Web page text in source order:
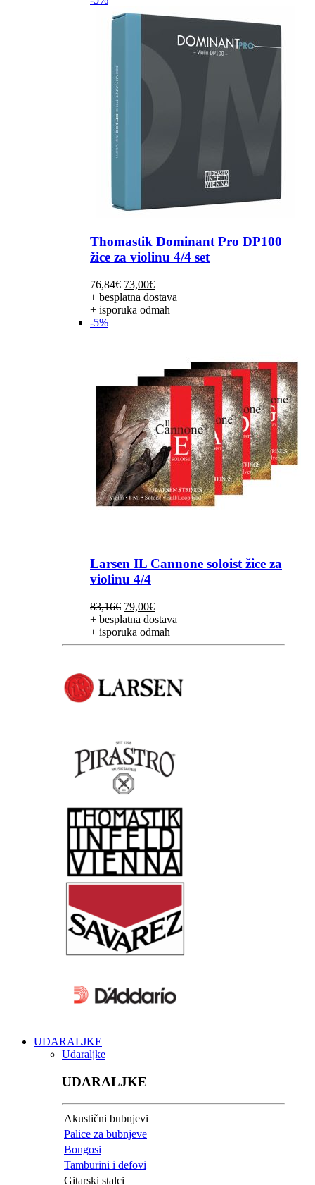
Thomastik Dominant Pro DP100
žice za violinu 4/4 set
76,84€ Izvorna
cijena
bila
73,00€Trenutna
cijena
je:
+ besplatna dostava
+ isporuka odmah
-5%
Larsen IL Cannone soloist žice za
violinu 4/4
83,16€ Izvorna
cijena
bila
je:
79,00€Trenutna
cijena
je:
79,00€.
+ besplatna dostava
+ isporuka odmah
UDARALJKE
Udaraljke
UDARALJKE
Akustični bubnjevi
Palice za bubnjeve
Bongosi
Tamburini i defovi
Gitarski stalci